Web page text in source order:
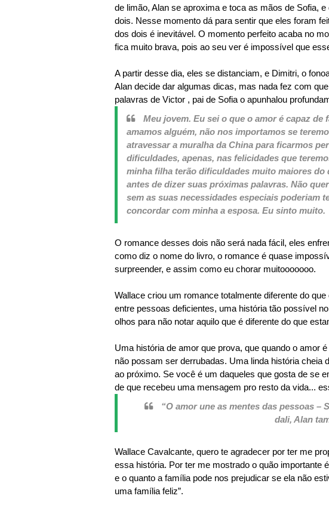
de limão, Alan se aproxima e toca as mãos de Sofia,
dois. Nesse momento dá para sentir que eles foram
dos dois é inevitável. O momento perfeito acaba no
fica muito brava, pois ao seu ver é impossível que
A partir desse dia, eles se distanciam, e Dimitri, o
Alan decide dar algumas dicas, mas nada fez com
palavras de Victor , pai de Sofia o apunhalou
Meu jovem. Eu sei o que o amor é capaz
amamos alguém, não nos importamos se
atravessar a muralha da China para ficarmos
dificuldades, apenas, nas felicidades que
minha filha terão dificuldades muito maiores do
antes de dizer suas próximas palavras. Não
sem as suas necessidades especiais poderiam
concordar com minha a esposa. Eu sinto muito.
O romance desses dois não será nada fácil, eles
como diz o nome do livro, o romance é quase
surpreender, e assim como eu chorar muitooooooo.
Wallace criou um romance totalmente diferente do
entre pessoas deficientes, uma história tão possível
olhos para não notar aquilo que é diferente do que
Uma história de amor que prova, que quando o amor
não possam ser derrubadas. Uma linda história cheia
ao próximo. Se você é um daqueles que gosta de se
de que recebeu uma mensagem pro resto da vida...
“O amor une as mentes das pessoas –
dali, Alan
Wallace Cavalcante, quero te agradecer por ter me
essa história. Por ter me mostrado o quão importante
e o quanto a família pode nos prejudicar se ela não
uma família feliz”.